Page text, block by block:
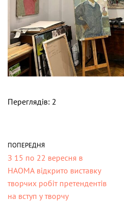
Переглядів: 2
ПОПЕРЕДНЯ
З 15 по 22 вересня в
НАОМА відкрито виставку
творчих робіт претендентів
на вступ у творчу